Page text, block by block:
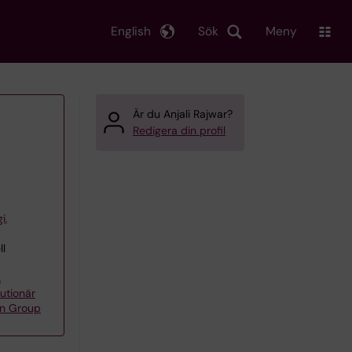
Sök
English Meny
Group
Är du Anjali Rajwar?
Redigera din profil